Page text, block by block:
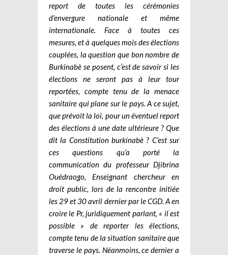
report de toutes les cérémonies
d’envergure nationale et même
internationale. Face à toutes ces
mesures, et à quelques mois des élections
couplées, la question que bon nombre de
Burkinabè se posent, c’est de savoir si les
élections ne seront pas à leur tour
reportées, compte tenu de la menace
sanitaire qui plane sur le pays. A ce sujet,
que prévoit la loi, pour un éventuel report
des élections à une date ultérieure ? Que
dit la Constitution burkinabè ? C’est sur
ces questions qu’a porté la
communication du professeur Djibrina
Ouédraogo, Enseignant chercheur en
droit public, lors de la rencontre initiée
les 29 et 30 avril dernier par le CGD. A en
croire le Pr, juridiquement parlant, « il est
possible » de reporter les élections,
compte tenu de la situation sanitaire que
traverse le pays. Néanmoins, ce dernier a